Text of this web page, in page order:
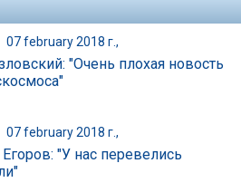
07 february 2018 г.,
"Очень плохая новость
07 february 2018 г.,
"У нас перевелись